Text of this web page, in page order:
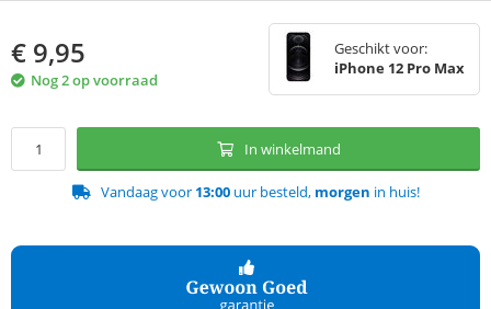
€ 9,95
Nog 2 op voorraad
Geschikt voor:
iPhone 12 Pro Max
In winkelmand
Vandaag voor 13:00uur besteld, morgen in huis!